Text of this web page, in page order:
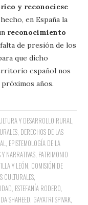
y reconociese
en España la
reconocimiento
de presión de los
que dicho
español nos
años.
Y DESARROLLO RURAL
DERECHOS DE LAS
EPISTEMOLOGÍA DE LA
NARRATIVAS PATRIMONIO
Y LEÓN COMISIÓN DE
CULTURALES
ESTEFANÍA RODERO
SHAHEED GAYATRI SPIVAK